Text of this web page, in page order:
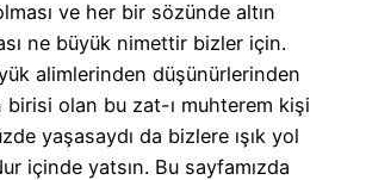
ve her bir sözünde altın
ne büyük nimettir bizler için.
alimlerinden düşünürlerinden
birisi olan bu zat-ı muhterem kişi
yaşasaydı da bizlere ışık yol
içinde yatsın. Bu sayfamızda